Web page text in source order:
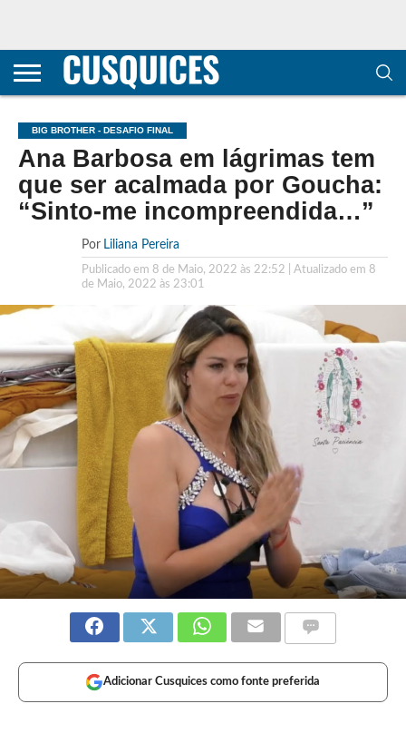
CONTACTOS
HOME
POLÍTICA DE
E COOKIES
SOBRE
TERMOS E
TRANSPARÊNCIA
METODOLOGIA
BIG BROTHER - DESAFIO FINAL
Ana Barbosa em lágrimas tem
que ser acalmada por Goucha:
“Sinto-me incompreendida…”
Por Liliana Pereira
Publicado em 8 de Maio, 2022 às 22:52 | Atualizado em 8
de Maio, 2022 às 23:01
Adicionar Cusquices como fonte preferida